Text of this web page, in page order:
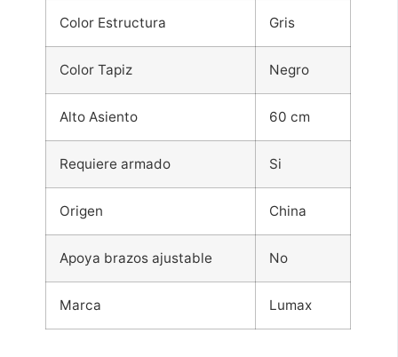
Color Estructura Gris
Color Tapiz Negro
Alto Asiento 60 cm
Requiere armado Si
Origen China
Apoya brazos ajustable No
Marca Lumax